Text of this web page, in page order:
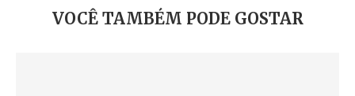
VOCÊ TAMBÉM PODE GOSTAR